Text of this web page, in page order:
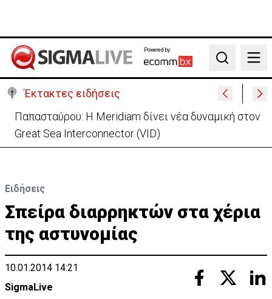
Powered by:
Search
Έκτακτες ειδήσεις
Παπασταύρου: Η Meridiam δίνει νέα δυναμική στον
Great Sea Interconnector (VID)
Ειδήσεις
Σπείρα διαρρηκτών στα χέρια
της αστυνομίας
10.01.2014 14:21
SigmaLive